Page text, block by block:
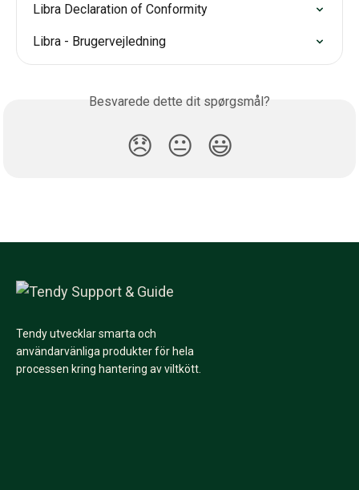
Libra Declaration of Conformity
Libra - Brugervejledning
Besvarede dette dit spørgsmål?
😞 😐 😃
Tendy utvecklar smarta och
användarvänliga produkter för hela
processen kring hantering av viltkött.